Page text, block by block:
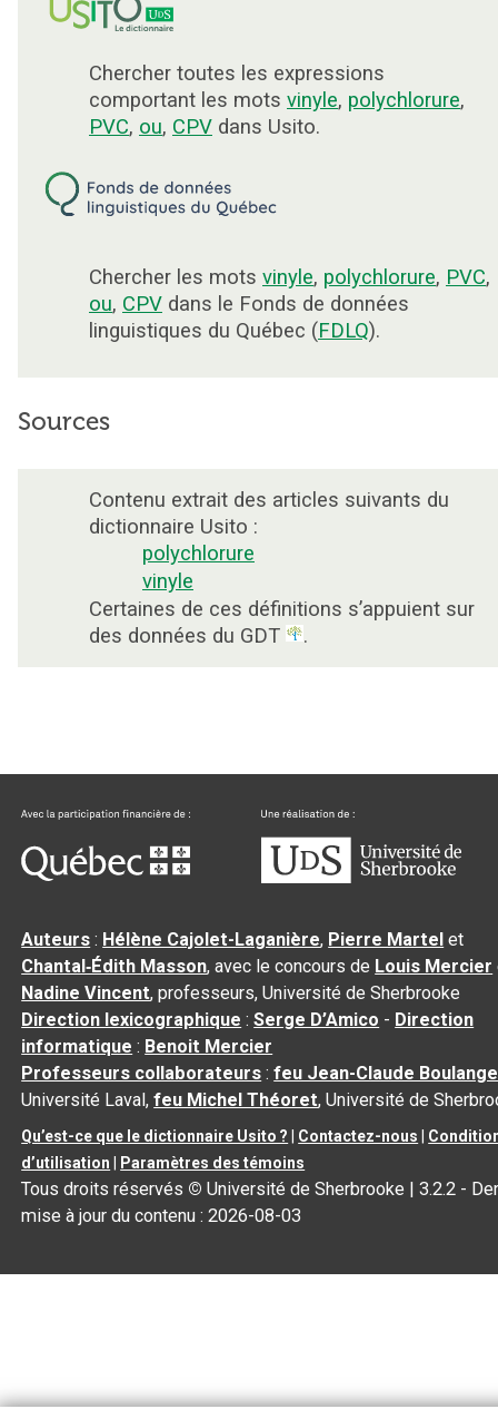
Chercher toutes les expressions
comportant les mots vinyle, polychlorure,
PVC, ou, CPV dans Usito.
Chercher les mots vinyle, polychlorure, PVC,
ou, CPV dans le Fonds de données
linguistiques du Québec (FDLQ).
Sources
Contenu extrait des articles suivants du
dictionnaire Usito :
polychlorure
vinyle
Certaines de ces définitions s’appuient sur
des données du GDT
.
Auteurs : Hélène Cajolet-Laganière, Pierre Martel et
Chantal‑Édith Masson, avec le concours de Louis Mercier
Nadine Vincent, professeurs, Université de Sherbrooke
Direction lexicographique :Serge D’Amico - Direction
informatique : Benoit Mercier
Professeurs collaborateurs :feu Jean-Claude
Université Laval,feu Michel Théoret, Université de
Qu’est-ce que le dictionnaire Usito ? Contactez-nous
d’utilisation
Paramètres des témoins
Tous droits réservés © Université de Sherbrooke |3.2.2 -
mise à jour du contenu :2026-08-03